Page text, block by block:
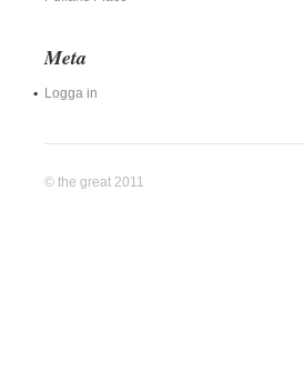
Meta
Logga in
© the great 2011